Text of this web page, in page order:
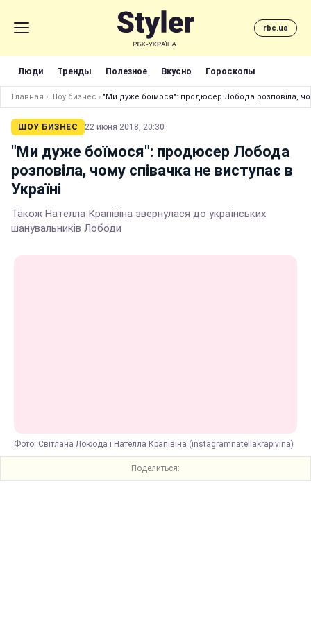
rbc.ua
Люди Тренды Полезное Вкусно Гороскопы
Главная › Шоу бизнес › "Ми дуже боїмося": продюсер Лобода розповіла,
ШОУ БИЗНЕС 22 июня 2018, 20:30
"Ми дуже боїмося": продюсер Лобода
розповіла, чому співачка не виступає в
Україні
Також Нателла Крапівіна звернулася до українських
шанувальників Лободи
Фото: Світлана Лоюода і Нателла Крапівіна (instagramnatellakrapivina)
Поделиться: